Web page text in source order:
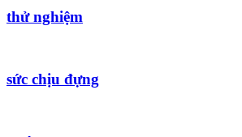
thử nghiệm
sức chịu đựng